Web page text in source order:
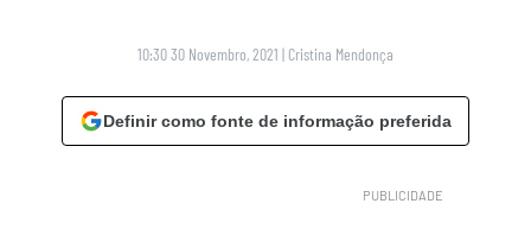
10:30 30 Novembro, 2021 | Cristina Mendonça
Definir como fonte de informação preferida